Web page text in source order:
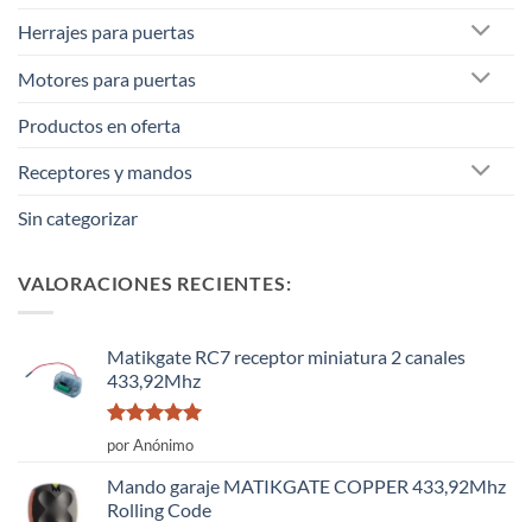
Herrajes para puertas
Motores para puertas
Productos en oferta
Receptores y mandos
Sin categorizar
VALORACIONES RECIENTES:
Matikgate RC7 receptor miniatura 2 canales
433,92Mhz
Valorado
con
por Anónimo
Mando garaje MATIKGATE COPPER 433,92Mhz
Rolling Code